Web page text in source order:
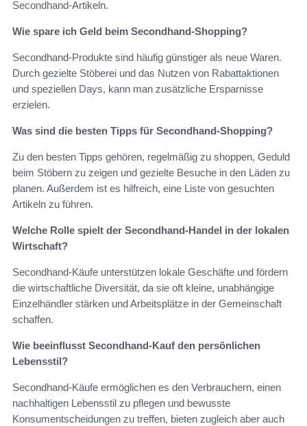
Secondhand-Artikeln.
Wie spare ich Geld beim Secondhand-Shopping?
Secondhand-Produkte sind häufig günstiger als neue Waren.
Durch gezielte Stöberei und das Nutzen von Rabattaktionen
und speziellen Days, kann man zusätzliche Ersparnisse
erzielen.
Was sind die besten Tipps für Secondhand-Shopping?
Zu den besten Tipps gehören, regelmäßig zu shoppen, Geduld
beim Stöbern zu zeigen und gezielte Besuche in den Läden zu
planen. Außerdem ist es hilfreich, eine Liste von gesuchten
Artikeln zu führen.
Welche Rolle spielt der Secondhand-Handel in der lokalen
Wirtschaft?
Secondhand-Käufe unterstützen lokale Geschäfte und fördern
die wirtschaftliche Diversität, da sie oft kleine, unabhängige
Einzelhändler stärken und Arbeitsplätze in der Gemeinschaft
schaffen.
Wie beeinflusst Secondhand-Kauf den persönlichen
Lebensstil?
Secondhand-Käufe ermöglichen es den Verbrauchern, einen
nachhaltigen Lebensstil zu pflegen und bewusste
Konsumentscheidungen zu treffen, bieten zugleich aber auch